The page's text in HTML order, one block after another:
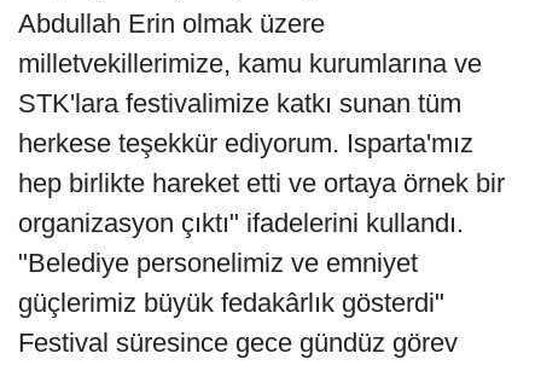
Abdullah Erin olmak üzere
milletvekillerimize, kamu kurumlarına ve
STK'lara festivalimize katkı sunan tüm
herkese teşekkür ediyorum. Isparta'mız
hep birlikte hareket etti ve ortaya örnek bir
organizasyon çıktı" ifadelerini kullandı.
"Belediye personelimiz ve emniyet
güçlerimiz büyük fedakârlık gösterdi"
Festival süresince gece gündüz görev